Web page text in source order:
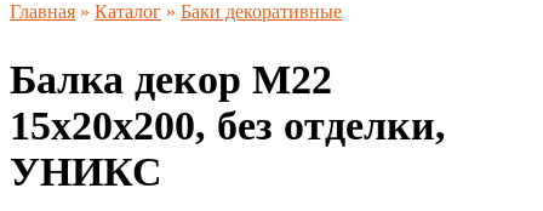
Главная » Каталог » Баки декоративные
Балка декор М22
15х20х200, без отделки,
УНИКС